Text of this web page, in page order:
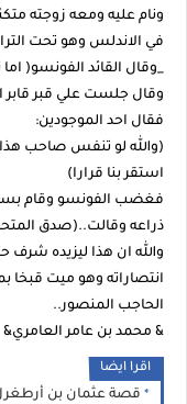
ونام عليه ومعه زوجته
في الاندلس وهو تحت
_وقال القائد الفونسو(
وقال جلست علي قبر قابر
فقال احد الموجودين:
(والله لو تنفس صاحب هذا
استقر بنا قرارا)
فغضب الفونسو وقام
ذراعه وقالت..(صدق
والله ان هذا ليزيده شرف
انتصاراته وهو ميت قبخا
الحاجب المنصور..
& محمد بن عامر العامري&
اقرا ايضا
قصة عثمان بن